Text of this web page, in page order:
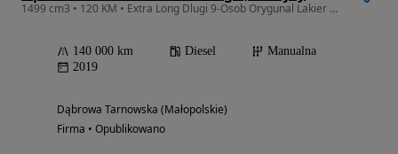
1499 cm3 • 120 KM • Extra Long Dlugi 9-Osob Orygunal Lakier Niski Przeb 140000km!!! Zareje
140 000 km Diesel
Manualna
2019
Dąbrowa Tarnowska (Małopolskie)
Firma • Opublikowano